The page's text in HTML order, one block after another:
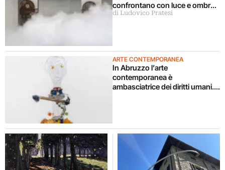
confrontano con luce e ombra
in una grande mostra
di Ludovico Pratesi
ARTE CONTEMPORANEA
In Abruzzo l’arte
contemporanea è
ambasciatrice dei diritti umani.